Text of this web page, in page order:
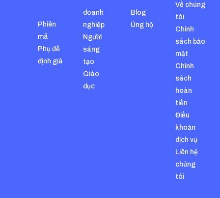
Phiên
mã
Phụ đề
định giá
doanh
nghiệp
Người
sáng
tạo
Giáo
dục
Blog
Ủng hộ
Về chúng
tôi
Chính
sách bảo
mật
Chính
sách
hoàn
tiền
Điều
khoản
dịch vụ
Liên hệ
chúng
tôi